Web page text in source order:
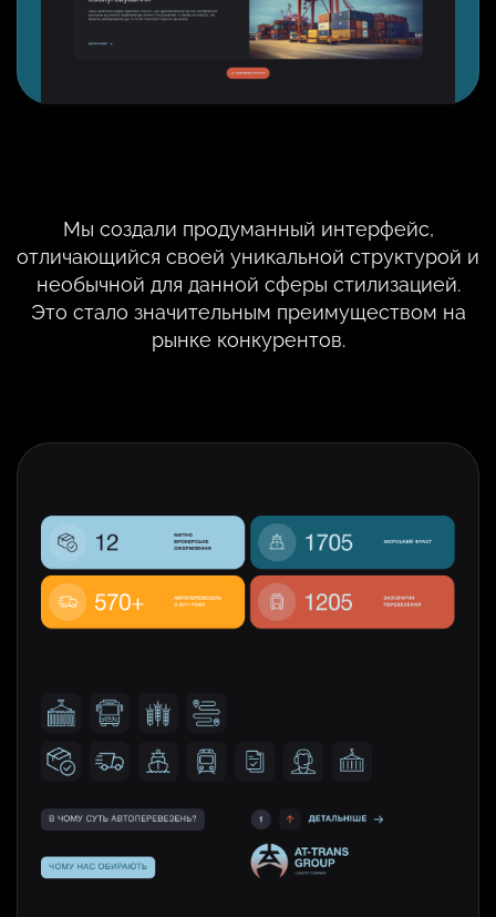
Мы создали продуманный интерфейс,
отличающийся своей уникальной структурой и
необычной для данной сферы стилизацией.
Это стало значительным преимуществом на
рынке конкурентов.